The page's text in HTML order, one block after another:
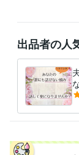
出品者の人